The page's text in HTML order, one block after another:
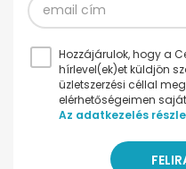
Hozzájárulok, hogy a
hírlevel(ek)et küldjön
üzletszerzési céllal
elérhetőségeimen
Az adatkezelés